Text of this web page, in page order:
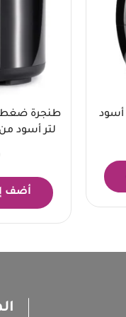
لتر أسود من
أضف